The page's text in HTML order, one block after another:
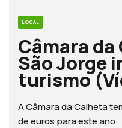
LOCAL
Câmara
São Jorge
turismo
A Câmara da Calheta
de euros para este ano.